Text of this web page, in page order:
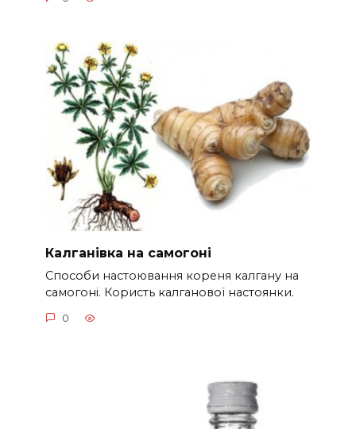
Калганівка на самогоні
Способи настоювання кореня калгану на
самогоні. Користь калганової настоянки.
0